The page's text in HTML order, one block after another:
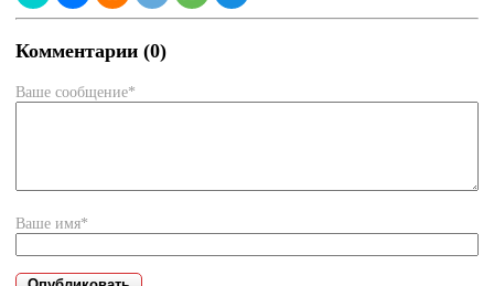
Комментарии (0)
Ваше сообщение*
Ваше имя*